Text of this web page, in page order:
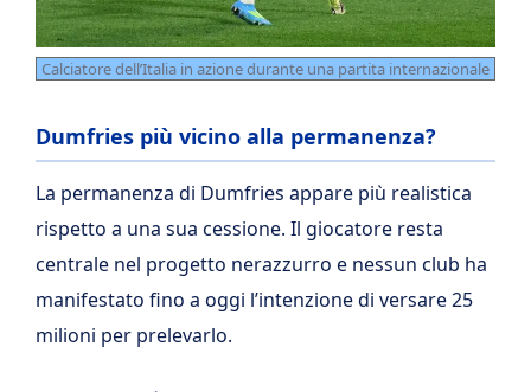
Calciatore dell’Italia in azione durante una partita internazionale
Dumfries più vicino alla permanenza?
La permanenza di Dumfries appare più realistica
rispetto a una sua cessione. Il giocatore resta
centrale nel progetto nerazzurro e nessun club ha
manifestato fino a oggi l’intenzione di versare 25
milioni per prelevarlo.